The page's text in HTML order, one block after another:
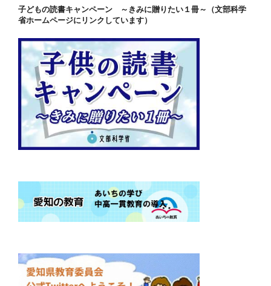
子どもの読書キャンペーン ～きみに贈りたい１冊～（文部科学
省ホームページにリンクしています）